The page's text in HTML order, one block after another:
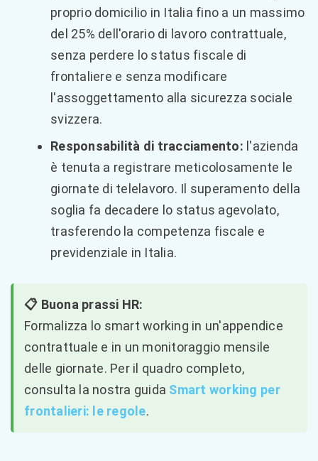
proprio domicilio in Italia fino a un massimo
del 25% dell'orario di lavoro contrattuale,
senza perdere lo status fiscale di
frontaliere e senza modificare
l'assoggettamento alla sicurezza sociale
svizzera.
Responsabilità di tracciamento: l'azienda
è tenuta a registrare meticolosamente le
giornate di telelavoro. Il superamento della
soglia fa decadere lo status agevolato,
trasferendo la competenza fiscale e
previdenziale in Italia.
📋 Buona prassi HR:
Formalizza lo smart working in un'appendice
contrattuale e in un monitoraggio mensile
delle giornate. Per il quadro completo,
consulta la nostra guida Smart working per
frontalieri: le regole.